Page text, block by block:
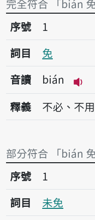
完全符合 「bián
序號1免
序號
1
詞目
免
音讀
bián
播
釋義 不必、不
部分符合 「bián
序號1未免
序號
1
詞目
未免